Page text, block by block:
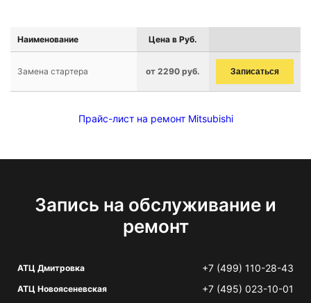
Наименование Цена в Руб.
Замена стартера от 2290 руб. Записаться
Прайс-лист на ремонт Mitsubishi
Запись на обслуживание и
ремонт
АТЦ Дмитровка +7 (499) 110-28-43
АТЦ Новоясеневская +7 (495) 023-10-01